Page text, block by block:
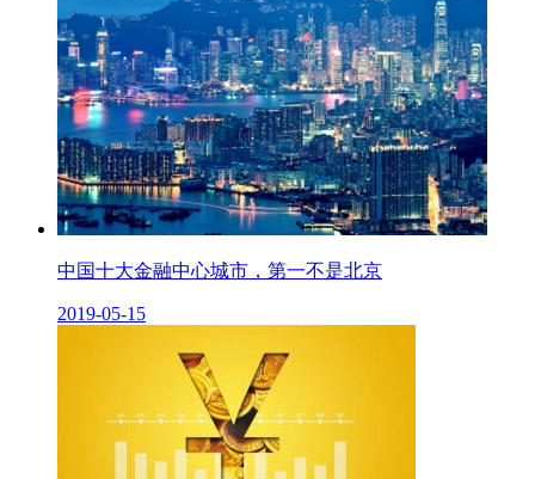
中国十大金融中心城市，第一不是北京
2019-05-15